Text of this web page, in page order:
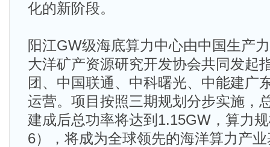
化的新阶段。
阳江GW级海底算力中心由中国生产
大洋矿产资源研究开发协会共同发起
团、中国联通、中科曙光、中能建广
运营。项目按照三期规划分步实施，
建成后总功率将达到1.15GW，算力
6），将成为全球领先的海洋算力产